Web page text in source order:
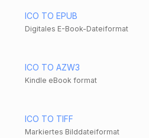
ICO TO EPUB
Digitales E-Book-Dateiformat
ICO TO AZW3
Kindle eBook format
ICO TO TIFF
Markiertes Bilddateiformat